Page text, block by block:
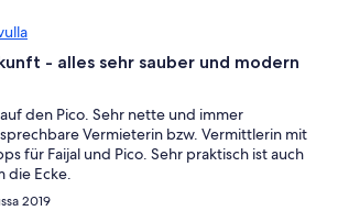
- alles sehr sauber und modern
den Pico. Sehr nette und immer
Vermieterin bzw. Vermittlerin mit
für Faijal und Pico. Sehr praktisch ist auch
die Ecke.
2019